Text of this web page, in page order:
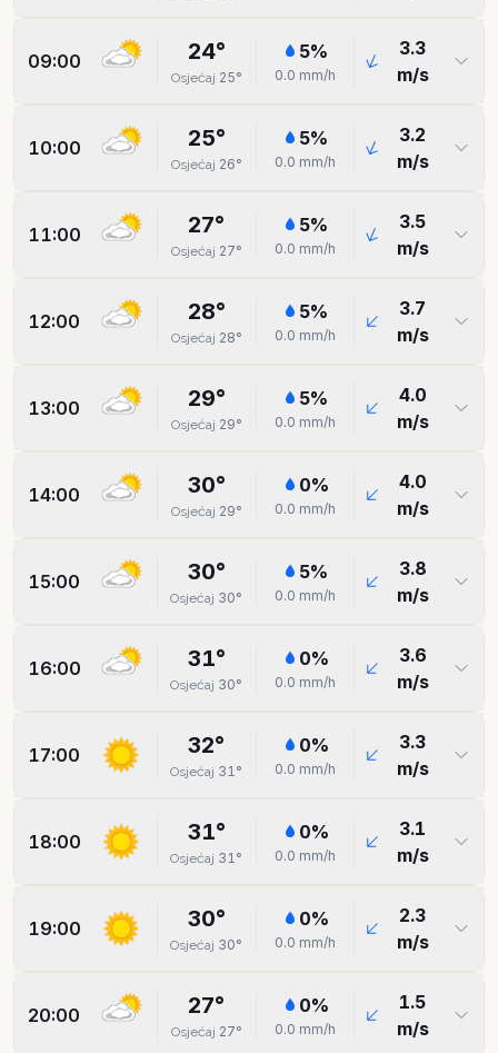
09:00 24°
Osjećaj 25°
5%
0.0 mm/h
3.3
m/s
10:00 25°
Osjećaj 26°
5%
0.0 mm/h
3.2
m/s
11:00 27°
Osjećaj 27°
5%
0.0 mm/h
3.5
m/s
12:00 28°
Osjećaj 28°
5%
0.0 mm/h
3.7
m/s
13:00 29°
Osjećaj 29°
5%
0.0 mm/h
4.0
m/s
14:00 30°
Osjećaj 29°
0%
0.0 mm/h
4.0
m/s
15:00 30°
Osjećaj 30°
5%
0.0 mm/h
3.8
m/s
16:00 31°
Osjećaj 30°
0%
0.0 mm/h
3.6
m/s
17:00 32°
Osjećaj 31°
0%
0.0 mm/h
3.3
m/s
18:00 31°
Osjećaj 31°
0%
0.0 mm/h
3.1
m/s
19:00 30°
Osjećaj 30°
0%
0.0 mm/h
2.3
m/s
20:00 27°
Osjećaj 27°
0%
0.0 mm/h
1.5
m/s